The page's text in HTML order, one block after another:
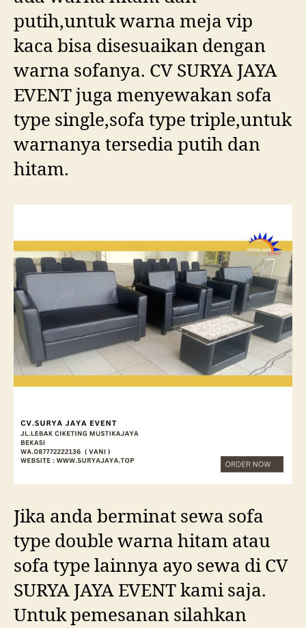
putih,untuk warna meja vip
kaca bisa disesuaikan dengan
warna sofanya. CV SURYA JAYA
EVENT juga menyewakan sofa
type single,sofa type triple,untuk
warnanya tersedia putih dan
hitam.
Jika anda berminat sewa sofa
type double warna hitam atau
sofa type lainnya ayo sewa di CV
SURYA JAYA EVENT kami saja.
Untuk pemesanan silahkan